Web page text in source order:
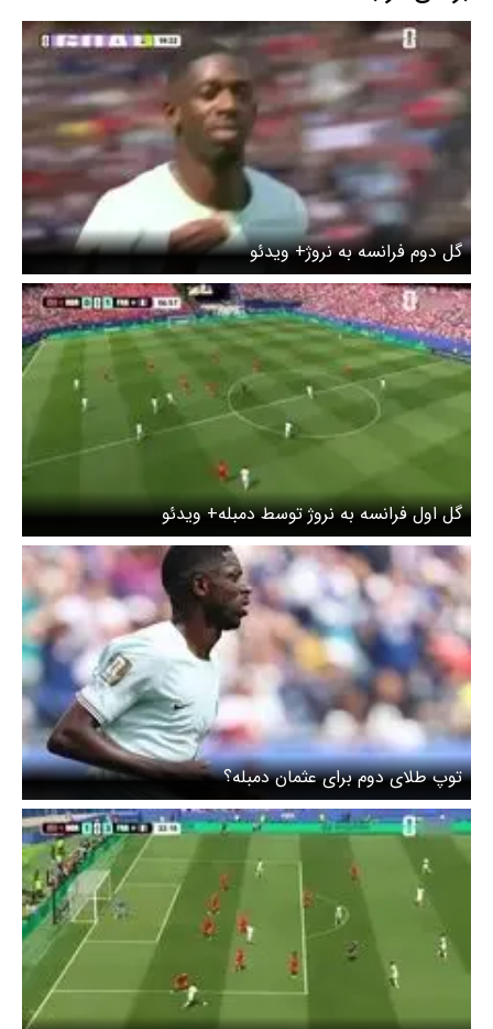
گل دوم فرانسه به نروژ+ ویدئو
گل اول فرانسه به نروژ توسط دمبله+ ویدئو
توپ طلای دوم برای عثمان دمبله؟